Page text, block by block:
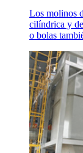
Los molinos
cilíndrica y
o bolas